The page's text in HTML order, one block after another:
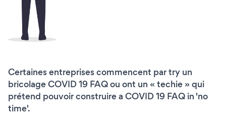
Certaines entreprises commencent par try un
bricolage COVID 19 FAQ ou ont un « techie » qui
prétend pouvoir construire a COVID 19 FAQ in 'no
time'.